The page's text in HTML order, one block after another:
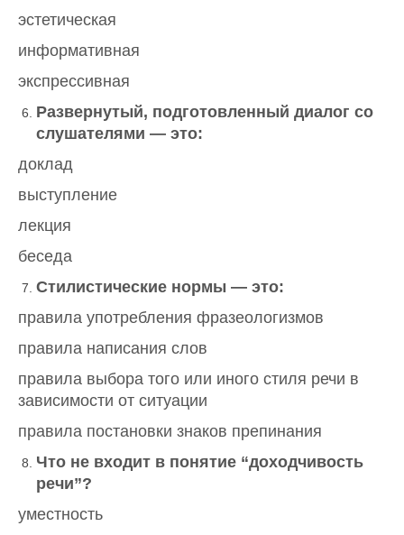
эстетическая
информативная
экспрессивная
Развернутый, подготовленный диалог со
слушателями — это:
доклад
выступление
лекция
беседа
Стилистические нормы — это:
правила употребления фразеологизмов
правила написания слов
правила выбора того или иного стиля речи в
зависимости от ситуации
правила постановки знаков препинания
Что не входит в понятие “доходчивость
речи”?
уместность